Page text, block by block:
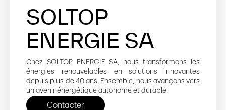
SOLTOP
ENERGIE SA
Chez SOLTOP ENERGIE SA, nous transformons les
énergies renouvelables en solutions innovantes
depuis plus de 40 ans. Ensemble, nous avançons vers
un avenir énergétique autonome et durable.
Contacter